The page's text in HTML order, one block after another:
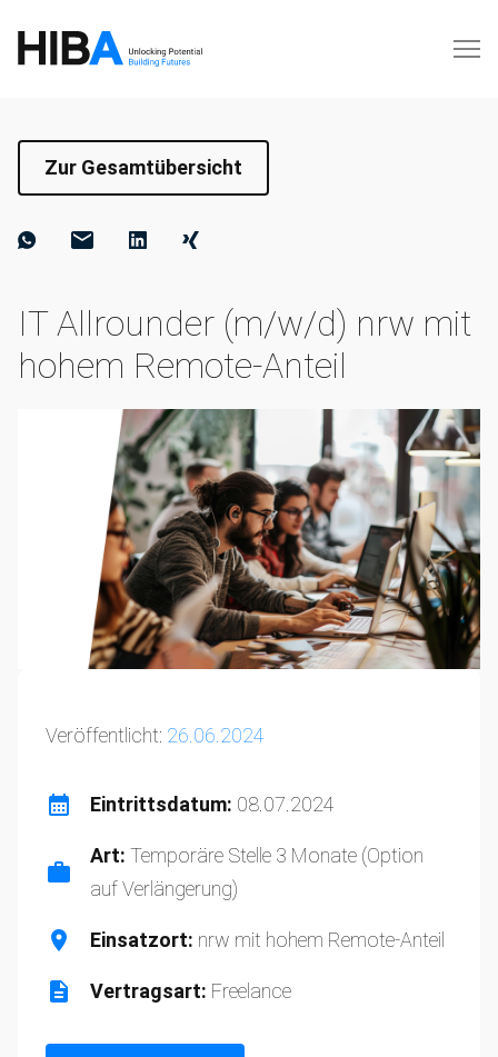
Zur Gesamtübersicht
IT Allrounder (m/w/d) nrw mit
hohem Remote-Anteil
Veröffentlicht: 26.06.2024
Eintrittsdatum: 08.07.2024
Art: Temporäre Stelle 3 Monate (Option
auf Verlängerung)
Einsatzort: nrw mit hohem Remote-Anteil
Vertragsart: Freelance